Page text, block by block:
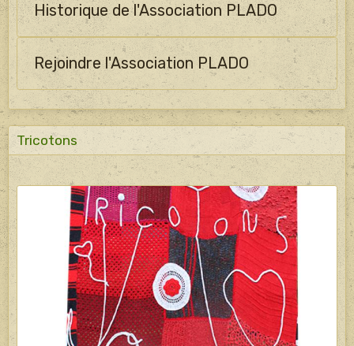
Historique de l'Association PLADO
Rejoindre l'Association PLADO
Tricotons